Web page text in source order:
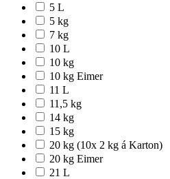
5 L
5 kg
7 kg
10 L
10 kg
10 kg Eimer
11 L
11,5 kg
14 kg
15 kg
20 kg (10x 2 kg á Karton)
20 kg Eimer
21 L